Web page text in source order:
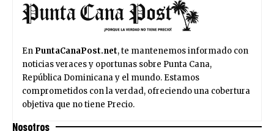
En PuntaCanaPost.net, te mantenemos informado con
noticias veraces y oportunas sobre Punta Cana,
República Dominicana y el mundo. Estamos
comprometidos con la verdad, ofreciendo una cobertura
objetiva que no tiene Precio.
Nosotros